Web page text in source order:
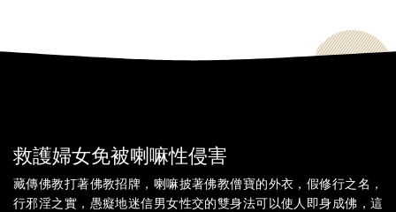
救護婦女免被喇嘛性侵害
藏傳佛教打著佛教招牌，喇嘛披著佛教僧寶的外衣，假修行之名，
行邪淫之實，愚癡地迷信男女性交的雙身法可以使人即身成佛，這